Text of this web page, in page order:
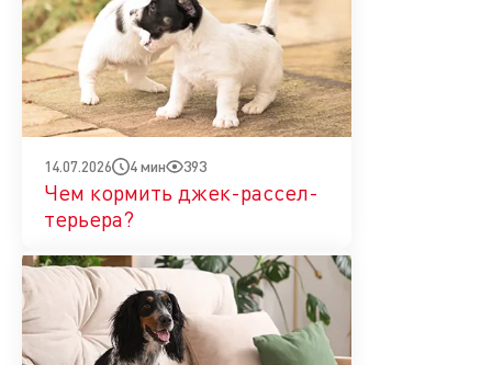
14.07.2026 4 мин 393
Чем кормить джек-рассел-
терьера?